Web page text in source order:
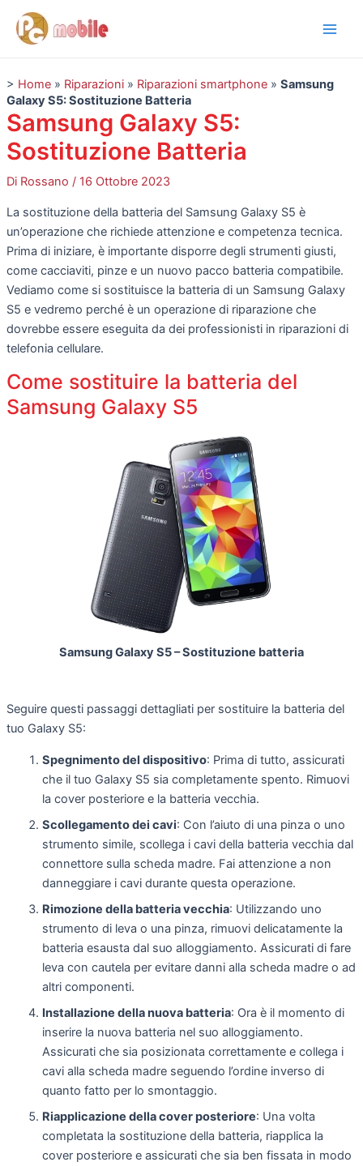
contenuto
> Home» Riparazioni» Riparazioni smartphone» Samsung
Galaxy S5: Sostituzione Batteria
Samsung Galaxy S5:
Sostituzione Batteria
Di Rossano / 16 Ottobre 2023
La sostituzione della batteria del Samsung Galaxy S5 è
un’operazione che richiede attenzione e competenza tecnica.
Prima di iniziare, è importante disporre degli strumenti giusti,
come cacciaviti, pinze e un nuovo pacco batteria compatibile.
Vediamo come si sostituisce la batteria di un Samsung Galaxy
S5 e vedremo perché è un operazione di riparazione che
dovrebbe essere eseguita da dei professionisti in riparazioni di
telefonia cellulare.
Come sostituire la batteria del
Samsung Galaxy S5
Samsung Galaxy S5 – Sostituzione batteria
Seguire questi passaggi dettagliati per sostituire la batteria del
tuo Galaxy S5:
Spegnimento del dispositivo: Prima di tutto, assicurati
che il tuo Galaxy S5 sia completamente spento. Rimuovi
la cover posteriore e la batteria vecchia.
Scollegamento dei cavi: Con l’aiuto di una pinza o uno
strumento simile, scollega i cavi della batteria vecchia dal
connettore sulla scheda madre. Fai attenzione a non
danneggiare i cavi durante questa operazione.
Rimozione della batteria vecchia: Utilizzando uno
strumento di leva o una pinza, rimuovi delicatamente la
batteria esausta dal suo alloggiamento. Assicurati di fare
leva con cautela per evitare danni alla scheda madre o ad
altri componenti.
Installazione della nuova batteria: Ora è il momento di
inserire la nuova batteria nel suo alloggiamento.
Assicurati che sia posizionata correttamente e collega i
cavi alla scheda madre seguendo l’ordine inverso di
quanto fatto per lo smontaggio.
Riapplicazione della cover posteriore: Una volta
completata la sostituzione della batteria, riapplica la
cover posteriore e assicurati che sia ben fissata in modo
Navigazione
articoli